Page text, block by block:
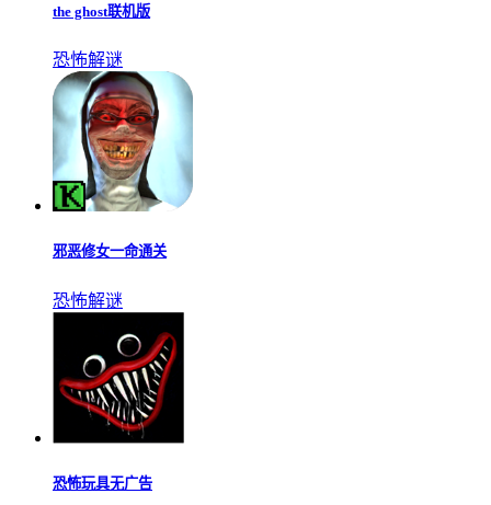
the ghost联机版
恐怖解谜
邪恶修女一命通关
恐怖解谜
恐怖玩具无广告